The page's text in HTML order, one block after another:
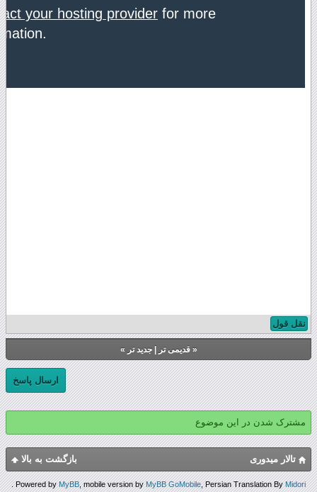
نقل قول
«قدیمی تر |جدید تر »
ارسال پاسخ
مشترک شدن در این موضوع
بازگشت به بالا تالار میدوری
Powered byMyBB, mobile version byMyBB GoMobile, Persian Translation ByMidori
.